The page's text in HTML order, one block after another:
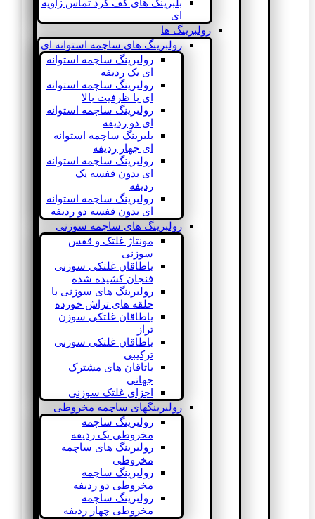
بلبرینگ های کف گرد تماس زاویه
ای
رولبرینگ ها
رولبرینگ های ساچمه استوانه ای
رولبرینگ ساچمه استوانه
ای یک ردیفه
رولبرینگ ساچمه استوانه
ای با ظرفیت بالا
رولبرینگ ساچمه استوانه
ای دو ردیفه
بلبرینگ ساچمه استوانه
ای چهار ردیفه
رولبرینگ ساچمه استوانه
ای بدون قفسه یک
ردیفه
رولبرینگ ساچمه استوانه
ای بدون قفسه دو ردیفه
رولبرینگ های ساچمه سوزنی
مونتاژ غلتک و قفس
سوزنی
یاطاقان غلتکی سوزنی
فنجان کشیده شده
رولبرینگ های سوزنی با
حلقه های تراش خورده
یاطاقان غلتکی سوزن
تراز
یاطاقان غلتکی سوزنی
ترکیبی
یاتاقان های مشترک
جهانی
اجزای غلتک سوزنی
رولبرینگهای ساچمه مخروطی
رولبرینگ ساچمه
مخروطی یک ردیفه
رولبرینگ های ساچمه
مخروطی
رولبرینگ ساچمه
مخروطی دو ردیفه
رولبرینگ ساچمه
مخروطی چهار ردیفه